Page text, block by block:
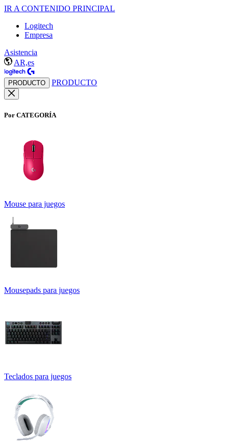
IR A CONTENIDO PRINCIPAL
Logitech
Empresa
Asistencia
AR,es
PRODUCTO PRODUCTO
Por CATEGORÍA
Mouse para juegos
Mousepads para juegos
Teclados para juegos